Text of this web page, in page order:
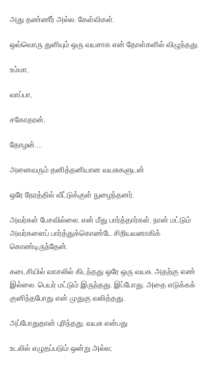
அது தண்ணீர் அல்ல. கேள்விகள்.
ஒவ்வொரு துளியும் ஒரு வயசாக என் தோள்களில் விழுந்தது.
உம்மா,
வாப்பா,
சகோதரன்,
தோழன்….
அனைவரும் தனித்தனியான வயசுகளுடன்
ஒரே நேரத்தில் வீட்டுக்குள் நுழைந்தனர்.
அவர்கள் பேசவில்லை. என் மீது பார்த்தார்கள். நான் மட்டும்
அவர்களைப் பார்த்துக்கொண்டே சிறியவனாகிக்
கொண்டிருந்தேன்.
கடைசியில் வாசலில் கிடந்தது ஒரே ஒரு வயசு. அதற்கு எண்
இல்லை. பெயர் மட்டும் இருந்தது. இப்போது. அதை எடுக்கக்
குனிந்தபோது என் முதுகு வலித்தது.
அப்போதுதான் புரிந்தது. வயசு என்பது
உடலில் எழுதப்படும் ஒன்று அல்ல;